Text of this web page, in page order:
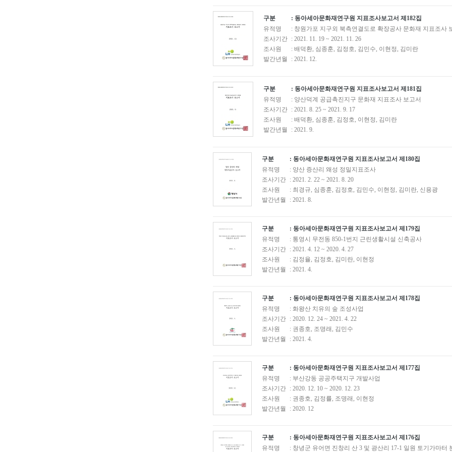
구분
: 동아세아문화재연구원 지표조사보고서 제182집
유적명
: 창원가포 지구외 북측연결도로 확장공사 문화재 지표조사
조사기간 : 2021. 11. 19 ~ 2021. 11. 26
조사원
: 배덕환, 심종훈, 김정호, 김민수, 이현정, 김미란
발간년월
: 2021. 12.
구분
: 동아세아문화재연구원 지표조사보고서 제181집
유적명
: 양산덕계 공급촉진지구 문화재 지표조사 보고서
조사기간 : 2021. 8. 25 ~ 2021. 9. 17
조사원
: 배덕환, 심종훈, 김정호, 이현정, 김미란
발간년월
: 2021. 9.
구분
: 동아세아문화재연구원 지표조사보고서 제180집
유적명
: 양산 증산리 왜성 정밀지표조사
조사기간 : 2021. 2. 22 ~ 2021. 8. 20
조사원
: 최경규, 심종훈, 김정호, 김민수, 이현정, 김미란, 신용광
발간년월
: 2021. 8.
구분
: 동아세아문화재연구원 지표조사보고서 제179집
유적명
: 통영시 무전동 850-1번지 근린생활시설 신축공사
조사기간 : 2021. 4. 12 ~ 2020. 4. 27
조사원
: 김정율, 김정호, 김미란, 이현정
발간년월
: 2021. 4.
구분
: 동아세아문화재연구원 지표조사보고서 제178집
유적명
: 화왕산 치유의 숲 조성사업
조사기간 : 2020. 12. 24 ~ 2021. 4. 22
조사원
: 권종호, 조명래, 김민수
발간년월
: 2021. 4.
구분
: 동아세아문화재연구원 지표조사보고서 제177집
유적명
: 부산강동 공공주택지구 개발사업
조사기간 : 2020. 12. 10 ~ 2020. 12. 23
조사원
: 권종호, 김정률, 조명래, 이현정
발간년월
: 2020. 12
구분
: 동아세아문화재연구원 지표조사보고서 제176집
유적명
: 창녕군 유어면 진창리 산 3 및 광산리 17-1 일원 토기가마터